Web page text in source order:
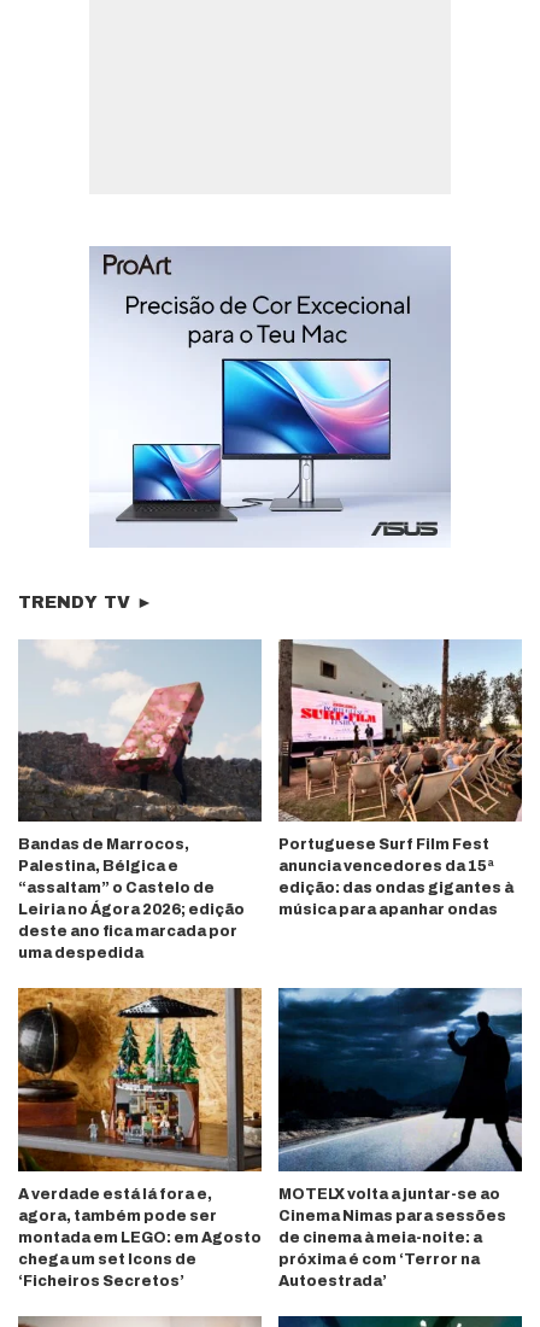
TRENDY TV ►
Bandas de Marrocos,
Palestina, Bélgica e
“assaltam” o Castelo de
Leiria no Ágora 2026; edição
deste ano fica marcada por
uma despedida
Portuguese Surf Film Fest
anuncia vencedores da 15ª
edição: das ondas gigantes à
música para apanhar ondas
A verdade está lá fora e,
agora, também pode ser
montada em LEGO: em Agosto
chega um set Icons de
‘Ficheiros Secretos’
MOTELX volta a juntar-se ao
Cinema Nimas para sessões
de cinema à meia-noite: a
próxima é com ‘Terror na
Autoestrada’